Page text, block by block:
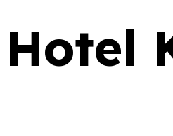
Hotel